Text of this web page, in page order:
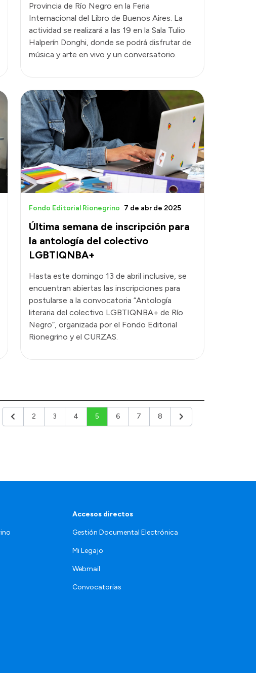
Provincia de Río Negro en la Feria
Internacional del Libro de Buenos Aires. La
actividad se realizará a las 19 en la Sala Tulio
Halperín Donghi, donde se podrá disfrutar de
música y arte en vivo y un conversatorio.
Última semana de inscripción para
la antología del colectivo
LGBTIQNBA+
Fondo Editorial Rionegrino 7 de abr de 2025
Hasta este domingo 13 de abril inclusive, se
encuentran abiertas las inscripciones para
postularse a la convocatoria “Antología
literaria del colectivo LGBTIQNBA+ de Río
Negro”, organizada por el Fondo Editorial
Rionegrino y el CURZAS.
Anterior
2 3 4 5 6 7 8 Siguiente
Accesos directos
Gestión Documental Electrónica
Mi Legajo
Webmail
Convocatorias